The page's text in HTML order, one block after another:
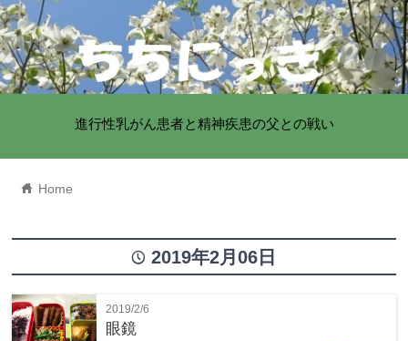
進行性乳がん患者と精神疾患の父との戦い
home Home
time 2019年2月06日
2019/2/6
眼鏡